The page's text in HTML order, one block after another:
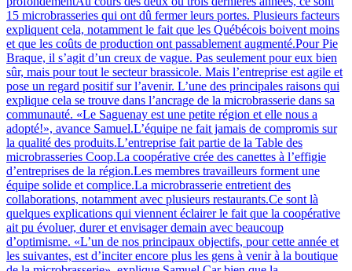
15 microbrasseries qui ont dû fermer leurs portes. Plusieurs facteurs
expliquent cela, notamment le fait que les Québécois boivent moins
et que les coûts de production ont passablement augmenté.Pour Pie
Braque, il s’agit d’un creux de vague. Pas seulement pour eux bien
sûr, mais pour tout le secteur brassicole. Mais l’entreprise est agile et
pose un regard positif sur l’avenir. L’une des principales raisons qui
explique cela se trouve dans l’ancrage de la microbrasserie dans sa
communauté. «Le Saguenay est une petite région et elle nous a
adopté!», avance Samuel.L’équipe ne fait jamais de compromis sur
la qualité des produits.L’entreprise fait partie de la Table des
microbrasseries Coop.La coopérative crée des canettes à l’effigie
d’entreprises de la région.Les membres travailleurs forment une
équipe solide et complice.La microbrasserie entretient des
collaborations, notamment avec plusieurs restaurants.Ce sont là
quelques explications qui viennent éclairer le fait que la coopérative
ait pu évoluer, durer et envisager demain avec beaucoup
d’optimisme. «L’un de nos principaux objectifs, pour cette année et
les suivantes, est d’inciter encore plus les gens à venir à la boutique